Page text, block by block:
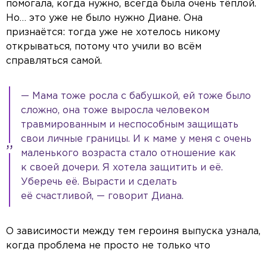
помогала, когда нужно, всегда была очень тёплой.
Но… это уже не было нужно Диане. Она
признаётся: тогда уже не хотелось никому
открываться, потому что учили во всём
справляться самой.
— Мама тоже росла с бабушкой, ей тоже было
сложно, она тоже выросла человеком
травмированным и неспособным защищать
свои личные границы. И к маме у меня с очень
маленького возраста стало отношение как
к своей дочери. Я хотела защитить и её.
Уберечь её. Вырасти и сделать
её счастливой, — говорит Диана.
О зависимости между тем героиня выпуска узнала,
когда проблема не просто не только что